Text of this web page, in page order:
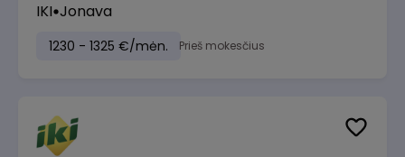
IKI Jonava
1230 - 1325 €/mėn. Prieš mokesčius